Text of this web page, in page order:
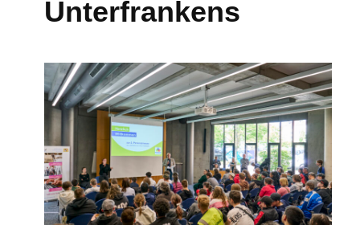
Unterfrankens